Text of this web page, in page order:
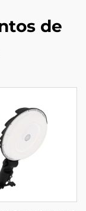
de